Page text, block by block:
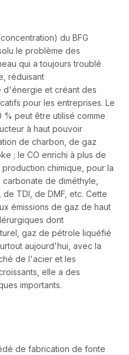
du BFG
le problème des
qui a toujours troublé
réduisant
d'énergie et créant des
pour les entreprises. Le
peut être utilisé comme
à haut pouvoir
de charbon, de gaz
; le CO enrichi à plus de
chimique, pour la
de diméthyle,
TDI, de DMF, etc. Cette
émissions de gaz de haut
dont
gaz de pétrole liquéfié
aujourd'hui, avec la
de l'acier et les
elle a des
importants.
de fabrication de fonte